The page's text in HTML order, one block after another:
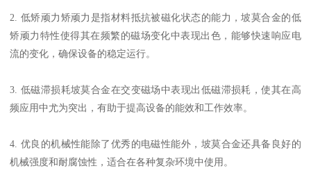
2. 低矫顽力矫顽力是指材料抵抗被磁化状态的能力，坡莫合金的低
矫顽力特性使得其在频繁的磁场变化中表现出色，能够快速响应电
流的变化，确保设备的稳定运行。
3. 低磁滞损耗坡莫合金在交变磁场中表现出低磁滞损耗，使其在高
频应用中尤为突出，有助于提高设备的能效和工作效率。
4. 优良的机械性能除了优秀的电磁性能外，坡莫合金还具备良好的
机械强度和耐腐蚀性，适合在各种复杂环境中使用。